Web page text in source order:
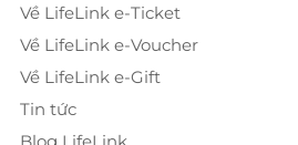
Về LifeLink e-Ticket
Về LifeLink e-Voucher
Về LifeLink e-Gift
Tin tức